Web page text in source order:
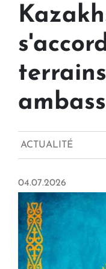
ACTUALITÉ
04.07.2026